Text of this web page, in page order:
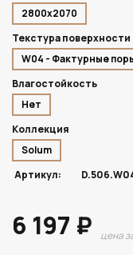
2800х2070
Текстура поверхности
W04 - Фактурные
Влагостойкость
Нет
Коллекция
Solum
Артикул:
6 197 ₽ цена